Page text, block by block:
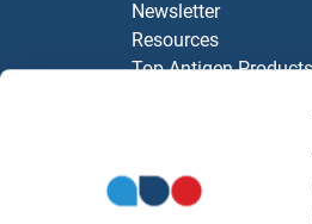
Newsletter
Resources
Top Antigen Products